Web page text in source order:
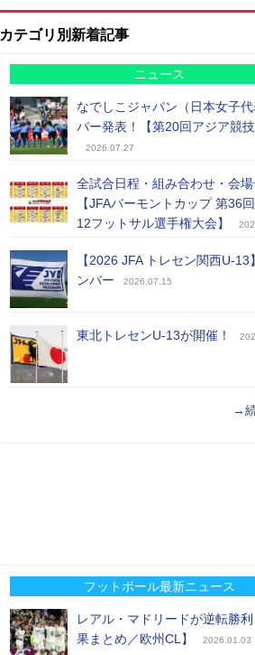
カテゴリ別新着記事
ニュース
なでしこジャパン（日本女子
バー発表！【第20回アジア競技
2026.07.27
全試合日程・組み合わせ・会
【JFAバーモントカップ 第36
12フットサル選手権大会】
【2026 JFA トレセン関西U-13
ンバー
2026.07.15
東北トレセンU-13が開催！
→
フットボール最新ニュース
レアル・マドリードが逆転勝
果まとめ／欧州CL】
2026.01.03